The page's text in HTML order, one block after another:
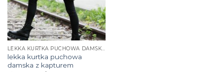
LEKKA KURTKA PUCHOWA DAMSKA Z KAPTUREM
lekka kurtka puchowa
damska z kapturem